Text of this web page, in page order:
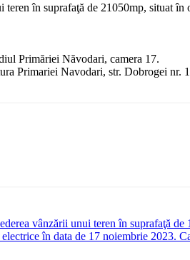
în suprafaţă de 21050mp, situat în
Primăriei Năvodari, camera 17.
Primariei Navodari, str. Dobrogei nr.
vânzării unui teren în suprafaţă de
în data de 17 noiembrie 2023.